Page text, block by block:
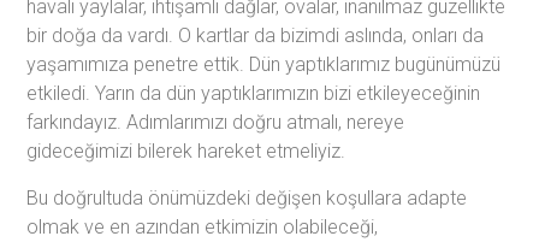
havalı yaylalar, ihtişamlı dağlar, ovalar, inanılmaz güzellikte
bir doğa da vardı. O kartlar da bizimdi aslında, onları da
yaşamımıza penetre ettik. Dün yaptıklarımız bugünümüzü
etkiledi. Yarın da dün yaptıklarımızın bizi etkileyeceğinin
farkındayız. Adımlarımızı doğru atmalı, nereye
gideceğimizi bilerek hareket etmeliyiz.
Bu doğrultuda önümüzdeki değişen koşullara adapte
olmak ve en azından etkimizin olabileceği,